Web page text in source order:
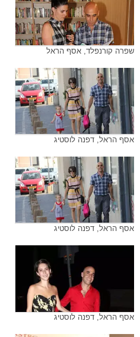
שפרה קורנפלד, אסף הראל
אסף הראל, דפנה לוסטיג
אסף הראל, דפנה לוסטיג
אסף הראל, דפנה לוסטיג